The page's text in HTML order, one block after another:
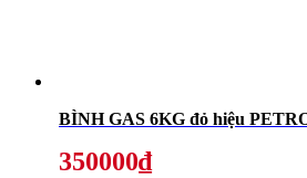
BÌNH GAS 6KG đỏ hiệu
350000₫